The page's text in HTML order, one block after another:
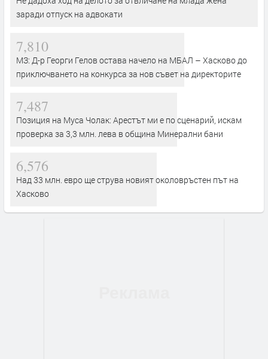
заради отпуск на адвокати
7,810
МЗ: Д-р Георги Гелов остава начело на МБАЛ – Хасково до
приключването на конкурса за нов съвет на директорите
7,487
Позиция на Муса Чолак: Арестът ми е по сценарий, искам
проверка за 3,3 млн. лева в община Минерални бани
6,576
Над 33 млн. евро ще струва новият околовръстен път на
Хасково